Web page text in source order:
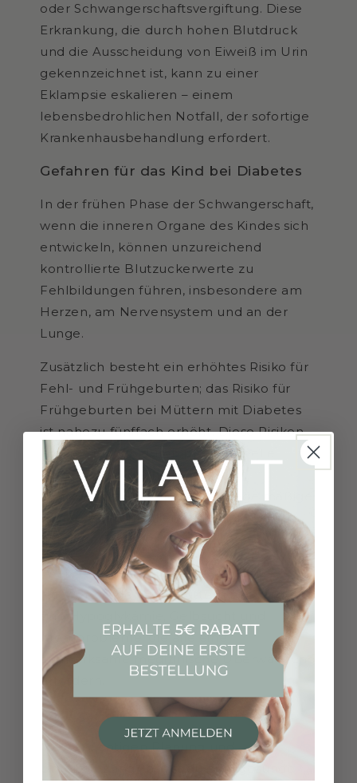
oder Schwangerschaftsvergiftung. Diese
Erkrankung, die durch hohen Blutdruck
und die Ausscheidung von Eiweiß im Urin
gekennzeichnet ist, kann zu einer
Eklampsie eskalieren – einem
lebensbedrohlichen Notfall, der sofortige
Krankenhausbehandlung erfordert.
Gefahren für das Kind bei Diabetes
In der frühen Phase der Schwangerschaft,
wenn die inneren Organe des Kindes sich
entwickeln, können unzureichend
kontrollierte Blutzuckerwerte zu
Fehlbildungen führen, insbesondere am
Herzen, am Nervensystem und an der
Lunge.
Zusätzlich besteht ein erhöhtes Risiko für
Fehl- und Frühgeburten; das Risiko für
Frühgeburten bei Müttern mit Diabetes
ist nahezu fünffach erhöht. Diese Risiken
können jedoch durch professionelle
Beratung, sorgfältige
Stoffwechseleinstellung und regelmäßige
Blutzuckerkontrollen erheblich
gemindert werden.
Weitere typische Komplikationen bei
Neugeborenen von Müttern mit Diabetes
Atemprobleme, die alle eine
aufmerksame medizinische Überwachung
erfordern.
Fazit
Mit der richtigen Planung und
Unterstützung kannst du eine gesunde